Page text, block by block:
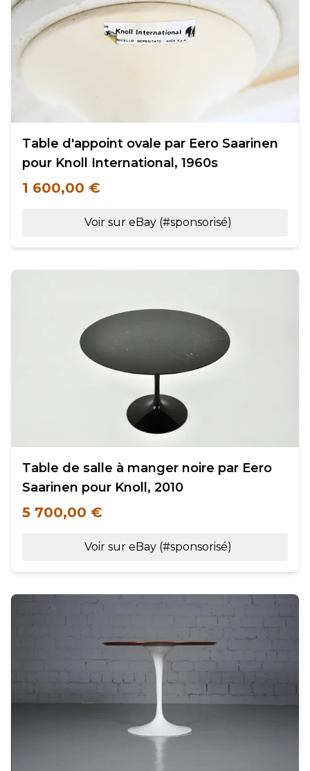
Table d'appoint ovale par Eero Saarinen
pour Knoll International, 1960s
1 600,00 €
Voir sur eBay (#sponsorisé)
Table de salle à manger noire par Eero
Saarinen pour Knoll, 2010
5 700,00 €
Voir sur eBay (#sponsorisé)